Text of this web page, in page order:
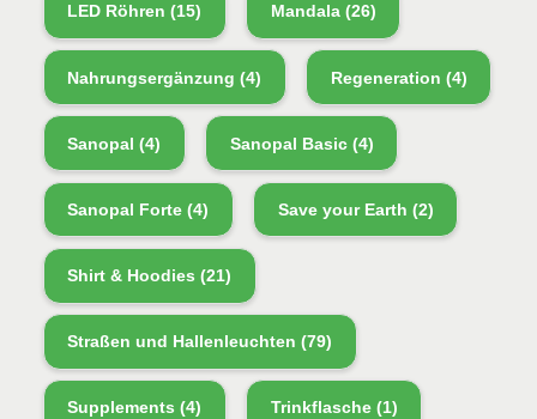
LED Röhren (15) Mandala(26)
Nahrungsergänzung (4) Regeneration (4)
Sanopal (4) Sanopal Basic(4)
Sanopal Forte (4) Save your Earth (2)
Shirt & Hoodies (21)
Straßen und Hallenleuchten (79)
Supplements (4) Trinkflasche(1)